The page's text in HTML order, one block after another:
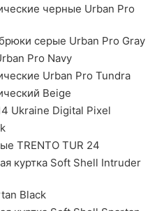
черные Urban Pro
серые Urban Pro Gray
Pro Navy
Urban Pro Tundra
Beige
Ukraine Digital Pixel
TRENTO TUR 24
куртка Soft Shell Intruder
Black